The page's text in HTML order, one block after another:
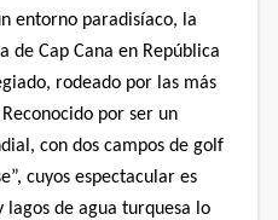
entorno paradisíaco, la
de Cap Cana en República
rodeado por las más
por ser un
con dos campos de golf
cuyos espectacular es
lagos de agua turquesa lo